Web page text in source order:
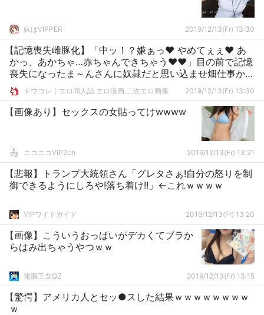
妹はVIPPER 2019/12/13(Fr) 13:30
【記憶喪失雌豚化】「中ッ！？嫌ぁっ♥ やめてぇぇ♥ あ
かっ、あかちゃ…赤ちゃんできちゃう♥♥」目の前で記憶
喪失になったま～んさんに奴隷だと思い込ませ畑仕事から
夜のお勤めまでコキ使う画像ください
ドウコレ｜エロ同人誌 エロ漫画 二次エロ画像 2019/12/13(Fr) 13:30
【画像あり】セックスの女貼ってけwwww
ニコニコVIP2ch 2019/12/13(Fr) 13:21
【悲報】トランプ大統領さん「グレタさぁ!自分の怒りを制
御できるようにしろや!落ち着け!!」←これｗｗｗｗ
VIPワイドガイド 2019/12/13(Fr) 13:20
【画像】こういうおっぱいがデカくてブラか
らはみ出ちゃうやつｗｗ
電脳王女QZ 2019/12/13(Fr) 13:15
【驚愕】アメリカ人とセッ●スした結果ｗｗｗｗｗｗｗｗ
ｗ